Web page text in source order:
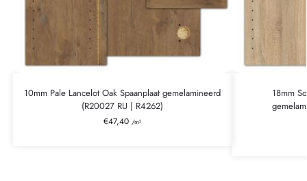
10mm Pale Lancelot Oak Spaanplaat gemelamineerd
(R20027 RU | R4262)
€47,40 /m²
18mm